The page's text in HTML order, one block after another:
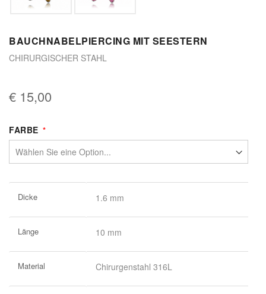
BAUCHNABELPIERCING MIT SEESTERN
CHIRURGISCHER STAHL
€ 15,00
FARBE
Informationen
Dicke 1.6 mm
Länge 10 mm
Material Chirurgenstahl 316L